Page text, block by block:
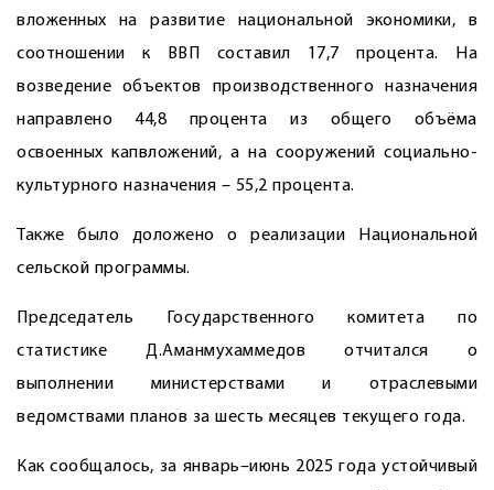
вложенных на развитие национальной экономики, в
соотношении к ВВП составил 17,7 процента. На
возведение объектов производственного назначения
направлено 44,8 процента из общего объёма
освоенных капвложений, а на сооружений социально-
культурного назначения – 55,2 процента.
Также было доложено о реализации Национальной
сельской программы.
Председатель Государственного комитета по
статистике Д.Аманмухаммедов отчитался о
выполнении министерствами и отраслевыми
ведомствами планов за шесть месяцев текущего года.
Как сообщалось, за январь–июнь 2025 года устойчивый